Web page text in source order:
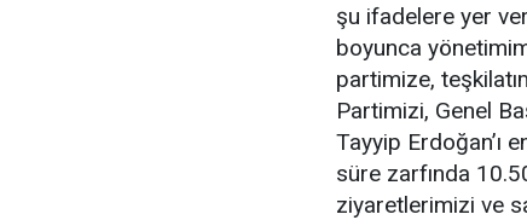
şu ifadelere yer
boyunca
partimize,
Partimizi, Genel
Tayyip Erdoğan’ı
süre zarfında
ziyaretlerimizi ve